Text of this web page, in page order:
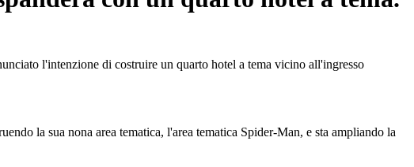
l'intenzione di costruire un quarto hotel a tema vicino all'ingresso
la sua nona area tematica, l'area tematica Spider-Man, e sta ampliando la